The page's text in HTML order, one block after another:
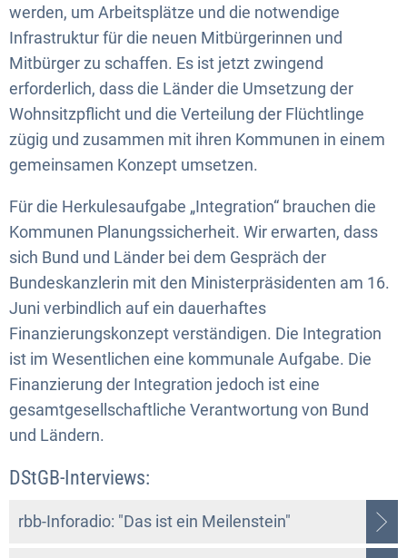
werden, um Arbeitsplätze und die notwendige
Infrastruktur für die neuen Mitbürgerinnen und
Mitbürger zu schaffen. Es ist jetzt zwingend
erforderlich, dass die Länder die Umsetzung der
Wohnsitzpflicht und die Verteilung der Flüchtlinge
zügig und zusammen mit ihren Kommunen in einem
gemeinsamen Konzept umsetzen.
Für die Herkulesaufgabe „Integration“ brauchen die
Kommunen Planungssicherheit. Wir erwarten, dass
sich Bund und Länder bei dem Gespräch der
Bundeskanzlerin mit den Ministerpräsidenten am 16.
Juni verbindlich auf ein dauerhaftes
Finanzierungskonzept verständigen. Die Integration
ist im Wesentlichen eine kommunale Aufgabe. Die
Finanzierung der Integration jedoch ist eine
gesamtgesellschaftliche Verantwortung von Bund
und Ländern.
DStGB-Interviews:
rbb-Inforadio: "Das ist ein Meilenstein"